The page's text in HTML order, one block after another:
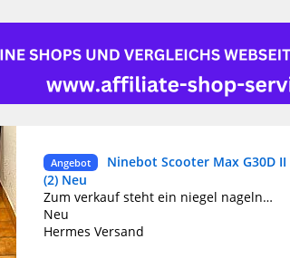
Angebot
Ninebot Scooter Max G30D II
(2) Neu
Zum verkauf steht ein niegel nagelneuer Elektro Scooter aus dem Hause Ninebot. Neu und ungeöffnet! G30D II (zweite Version) Mit Rechnung und 23 Monate Garantie. Kompletter Lieferumfang inkl. original Ninebot Lenkradtasche. Der Versand erfolgt nach Zahlungseingang versichert mit Hermes. Abholung möglich, bitte keine Tauschgeschäfte gegen andere Elektrogeräte.
Neu
Hermes Versand